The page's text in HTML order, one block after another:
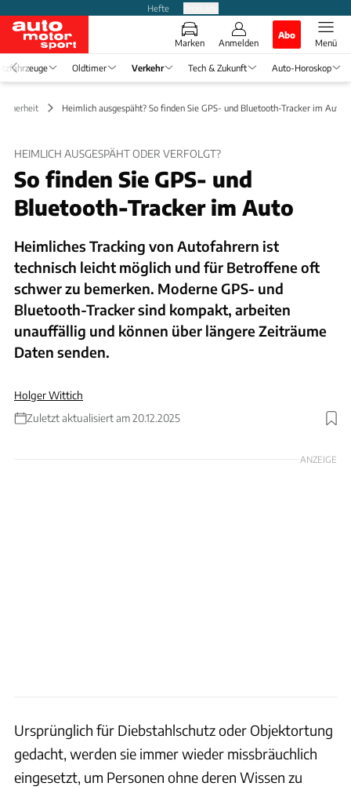
Hefte
Marken Anmelden
Abo
Menü
Oldtimer Verkehr Tech & Zukunft Auto-Horoskop
Sicherheit Heimlich ausgespäht? So finden Sie GPS- und Bluetooth-Tracker im Auto
HEIMLICH AUSGESPÄHT ODER VERFOLGT?
So finden Sie GPS- und
Bluetooth-Tracker im Auto
Heimliches Tracking von Autofahrern ist
technisch leicht möglich und für Betroffene oft
schwer zu bemerken. Moderne GPS- und
Bluetooth-Tracker sind kompakt, arbeiten
unauffällig und können über längere Zeiträume
Daten senden.
Holger Wittich
Zuletzt aktualisiert am 20.12.2025
Foto: RerF via Getty Images
ANZEIGE
Ursprünglich für Diebstahlschutz oder Objektortung
gedacht, werden sie immer wieder missbräuchlich
eingesetzt, um Personen ohne deren Wissen zu